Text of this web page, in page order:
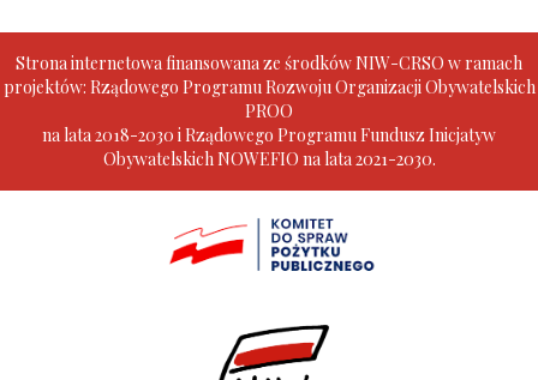
Strona internetowa finansowana ze środków NIW-CRSO w ramach
projektów: Rządowego Programu Rozwoju Organizacji Obywatelskich
PROO
na lata 2018-2030 i Rządowego Programu Fundusz Inicjatyw
Obywatelskich NOWEFIO na lata 2021-2030.